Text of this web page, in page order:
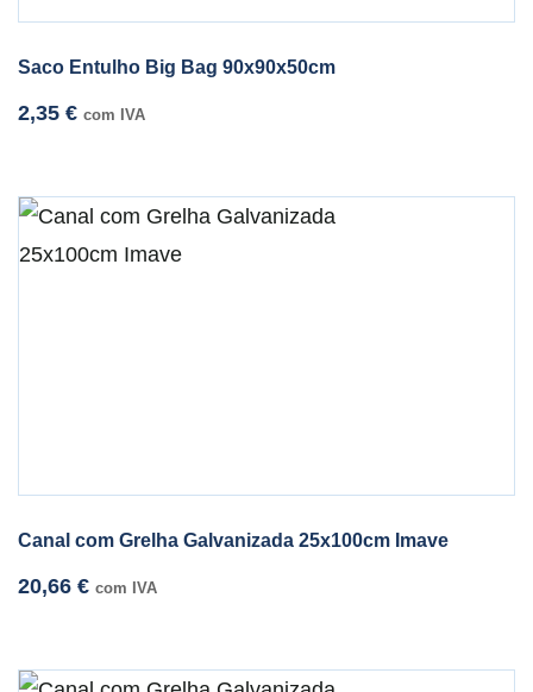
Saco Entulho Big Bag 90x90x50cm
2,35 € com IVA
Canal com Grelha Galvanizada 25x100cm Imave
20,66 € com IVA